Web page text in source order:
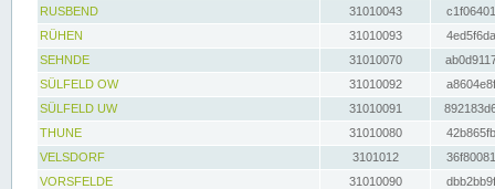
RUSBEND
31010043
RÜHEN
31010093
SEHNDE
31010070
SÜLFELD OW
31010092
SÜLFELD UW
31010091
THUNE
31010080
VELSDORF
3101012
VORSFELDE
31010090